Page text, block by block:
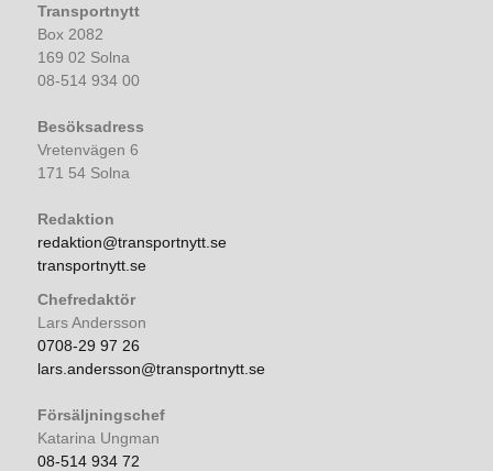
Transportnytt
Box 2082
169 02 Solna
08-514 934 00
Besöksadress
Vretenvägen 6
171 54 Solna
Redaktion
redaktion@transportnytt.se
transportnytt.se
Chefredaktör
Lars Andersson
0708-29 97 26
lars.andersson@transportnytt.se
Försäljningschef
Katarina Ungman
08-514 934 72